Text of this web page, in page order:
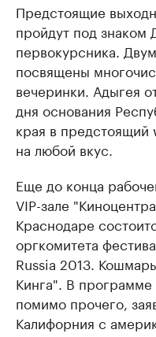
Предстоящие
пройдут под знаком
первокурсника.
посвящены
вечеринки. Адыгея
дня основания
края в предстоящий
на любой вкус.
Еще до конца
VIP-зале
Краснодаре
оргкомитета
Russia 2013.
Кинга". В
помимо прочего,
Калифорния с